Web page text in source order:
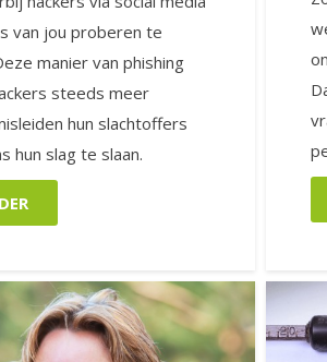
van jou proberen te
manier van phishing
steeds meer
hun slachtoffers
hun slag te slaan.